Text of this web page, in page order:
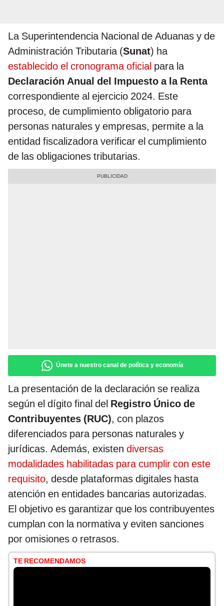
La Superintendencia Nacional de Aduanas y de
Administración Tributaria (Sunat) ha
establecido el cronograma oficial para la
Declaración Anual del Impuesto a la Renta
correspondiente al ejercicio 2024. Este
proceso, de cumplimiento obligatorio para
personas naturales y empresas, permite a la
entidad fiscalizadora verificar el cumplimiento
de las obligaciones tributarias.
Únete a nuestro canal de política y economía
La presentación de la declaración se realiza
según el dígito final del Registro Único de
Contribuyentes (RUC), con plazos
diferenciados para personas naturales y
jurídicas. Además, existen diversas
modalidades habilitadas para cumplir con este
requisito, desde plataformas digitales hasta
atención en entidades bancarias autorizadas.
El objetivo es garantizar que los contribuyentes
cumplan con la normativa y eviten sanciones
por omisiones o retrasos.
TE RECOMENDAMOS